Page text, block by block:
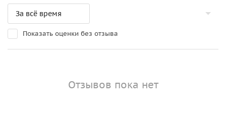
Показать оценки без отзыва
Отзывов пока нет